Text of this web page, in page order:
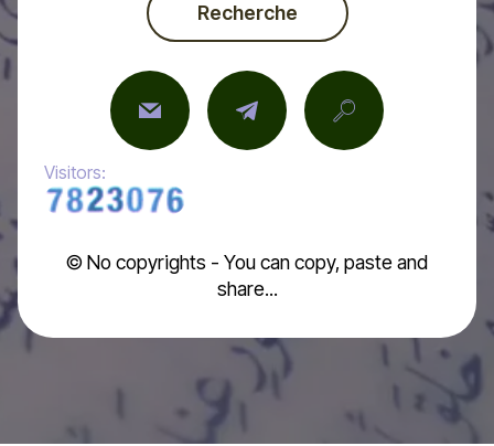
Recherche
Visitors:
© No copyrights - You can copy, paste and
share...